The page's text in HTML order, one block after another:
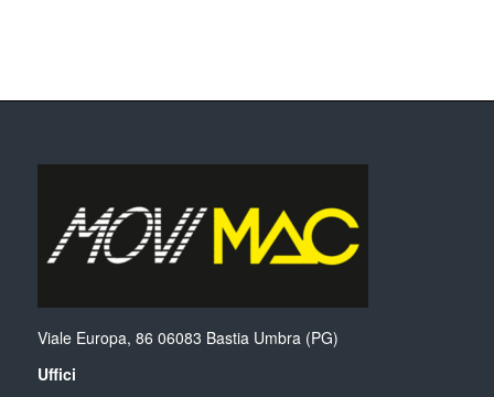
Viale Europa, 86 06083 Bastia Umbra (PG)
Uffici